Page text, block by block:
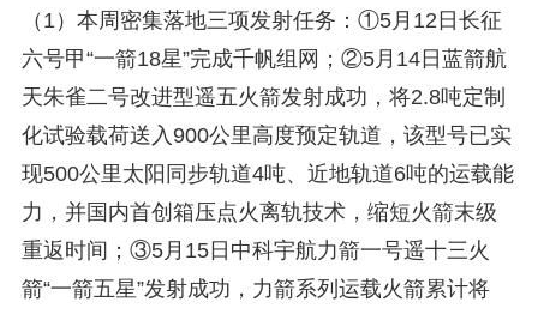
（1）本周密集落地三项发射任务：①5月12日长征
六号甲“一箭18星”完成千帆组网；②5月14日蓝箭航
天朱雀二号改进型遥五火箭发射成功，将2.8吨定制
化试验载荷送入900公里高度预定轨道，该型号已实
现500公里太阳同步轨道4吨、近地轨道6吨的运载能
力，并国内首创箱压点火离轨技术，缩短火箭末级
重返时间；③5月15日中科宇航力箭一号遥十三火
箭“一箭五星”发射成功，力箭系列运载火箭累计将